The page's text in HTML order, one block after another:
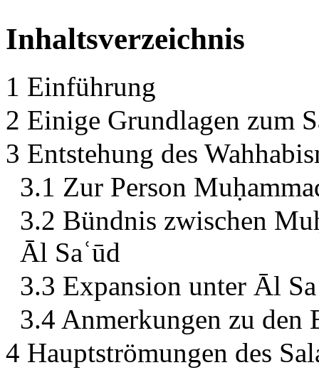
Inhaltsverzeichnis
1 Einführung
2 Einige Grundlagen zum
3 Entstehung des
3.1 Zur Person
3.2 Bündnis zwischen
Āl Saʿūd
3.3 Expansion unter Āl
3.4 Anmerkungen zu den
4 Hauptströmungen des